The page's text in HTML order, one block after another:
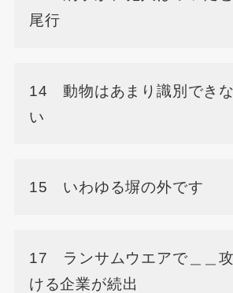
尾行
14 動物はあまり識別でき
い
15 いわゆる塀の外です
17 ランサムウエアで＿＿
ける企業が続出